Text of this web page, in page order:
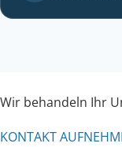
Wir behandeln Ihr
KONTAKT